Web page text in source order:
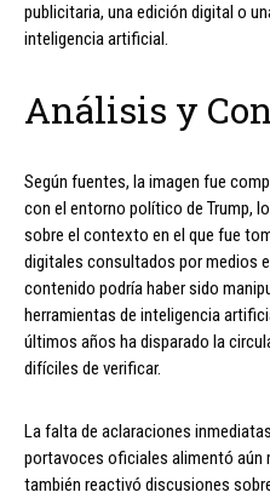
publicitaria, una edición digital o
inteligencia artificial.
Análisis y
Según fuentes, la imagen fue
con el entorno político de Trump,
sobre el contexto en el que fue
digitales consultados por medios
contenido podría haber sido
herramientas de inteligencia
últimos años ha disparado la
difíciles de verificar.
La falta de aclaraciones
portavoces oficiales alimentó aún
también reactivó discusiones